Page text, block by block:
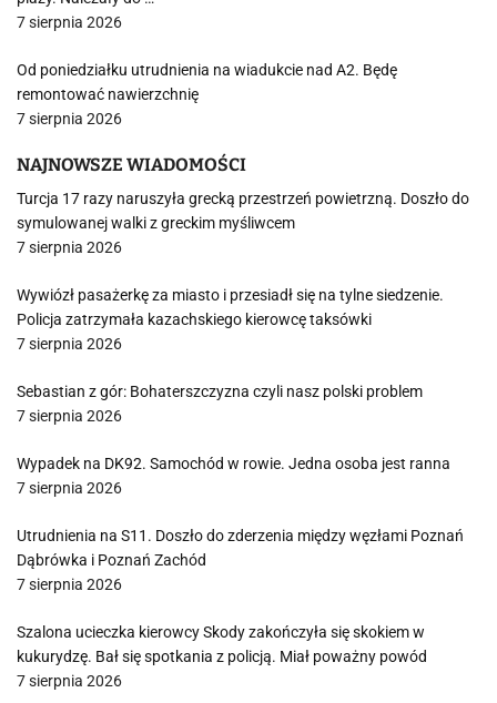
7 sierpnia 2026
Od poniedziałku utrudnienia na wiadukcie nad A2. Będę
remontować nawierzchnię
7 sierpnia 2026
NAJNOWSZE WIADOMOŚCI
Turcja 17 razy naruszyła grecką przestrzeń powietrzną. Doszło do
symulowanej walki z greckim myśliwcem
7 sierpnia 2026
Wywiózł pasażerkę za miasto i przesiadł się na tylne siedzenie.
Policja zatrzymała kazachskiego kierowcę taksówki
7 sierpnia 2026
Sebastian z gór: Bohaterszczyzna czyli nasz polski problem
7 sierpnia 2026
Wypadek na DK92. Samochód w rowie. Jedna osoba jest ranna
7 sierpnia 2026
Utrudnienia na S11. Doszło do zderzenia między węzłami Poznań
Dąbrówka i Poznań Zachód
7 sierpnia 2026
Szalona ucieczka kierowcy Skody zakończyła się skokiem w
kukurydzę. Bał się spotkania z policją. Miał poważny powód
7 sierpnia 2026